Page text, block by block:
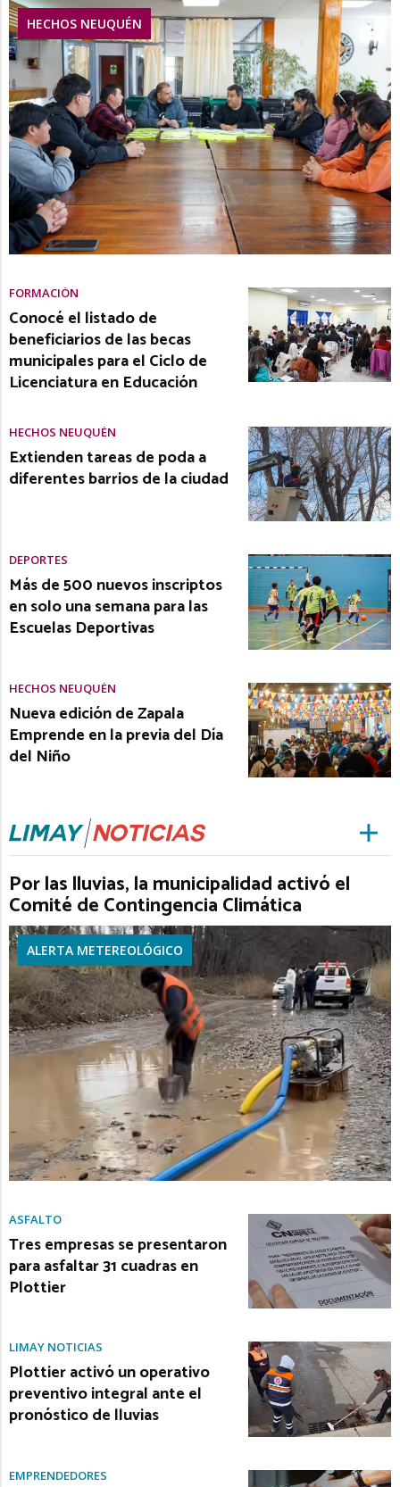
HECHOS NEUQUÉN
FORMACIÓN
Conocé el listado de
beneficiarios de las becas
municipales para el Ciclo de
Licenciatura en Educación
HECHOS NEUQUÉN
Extienden tareas de poda a
diferentes barrios de la ciudad
DEPORTES
Más de 500 nuevos inscriptos
en solo una semana para las
Escuelas Deportivas
HECHOS NEUQUÉN
Nueva edición de Zapala
Emprende en la previa del Día
del Niño
Por las lluvias, la municipalidad activó el
Comité de Contingencia Climática
ALERTA METEREOLÓGICO
ASFALTO
Tres empresas se presentaron
para asfaltar 31 cuadras en
Plottier
LIMAY NOTICIAS
Plottier activó un operativo
preventivo integral ante el
pronóstico de lluvias
EMPRENDEDORES